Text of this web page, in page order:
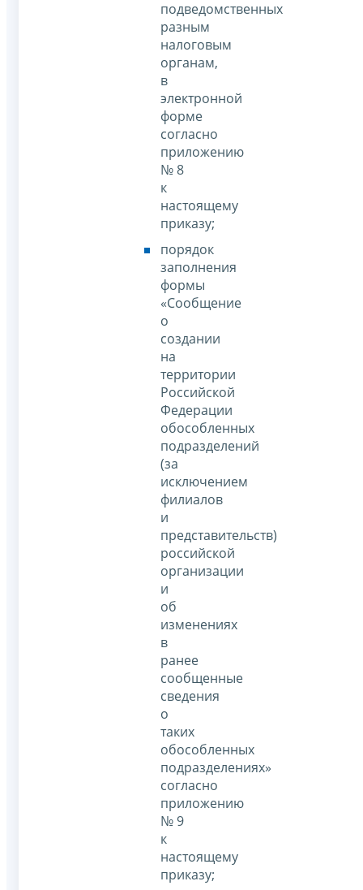
подведомственных
разным
налоговым
органам,
в
электронной
форме
согласно
приложению
№ 8
к
настоящему
приказу;
порядок
заполнения
формы
«Сообщение
о
создании
на
территории
Российской
Федерации
обособленных
подразделений
(за
исключением
филиалов
и
представительств)
российской
организации
и
об
изменениях
в
ранее
сообщенные
сведения
о
таких
обособленных
подразделениях»
согласно
приложению
№ 9
к
настоящему
приказу;